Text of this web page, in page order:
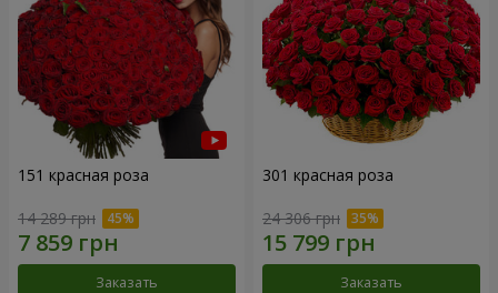
151 красная роза
14 289 грн
Заказать
301 красная роза
24 306 грн
Заказать